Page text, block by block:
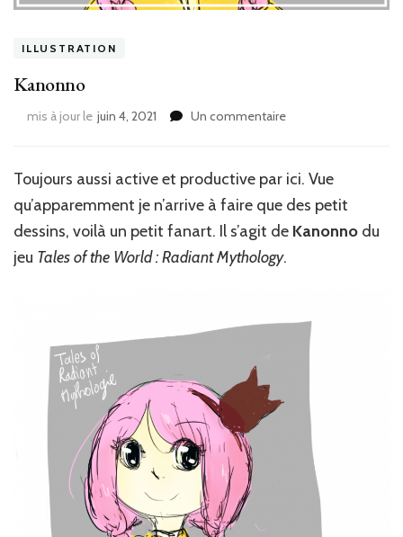
ILLUSTRATION
Kanonno
mis à jour le juin 4, 2021 Un commentairesur
Toujours aussi active et productive par ici. Vue
qu’apparemment je n’arrive à faire que des petit
dessins, voilà un petit fanart. Il s’agit de Kanonno du
jeu Tales of the World : Radiant Mythology.